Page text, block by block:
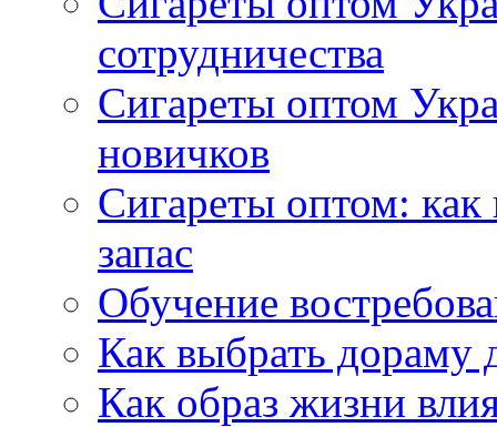
сотрудничества
Сигареты оптом
новичков
Сигареты оптом:
запас
Обучение
Как выбрать дораму
Как образ жизни